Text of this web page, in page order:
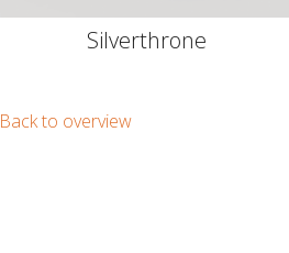
Silverthrone
Back to overview